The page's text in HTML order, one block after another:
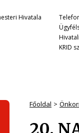
Hivatala
KRID
Főoldal
20.